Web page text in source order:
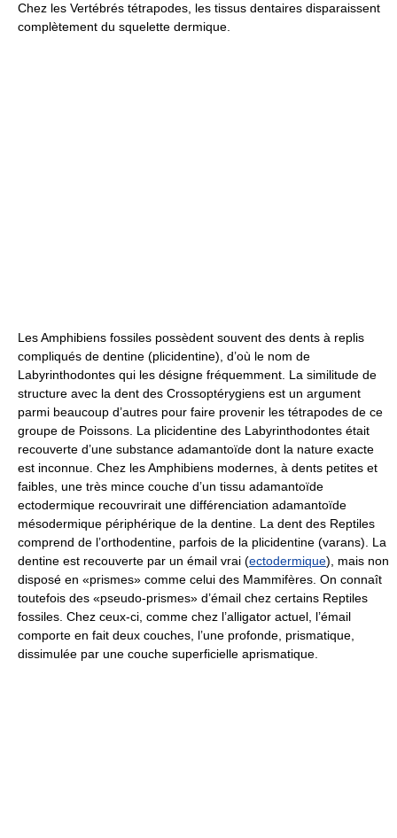
Chez les Vertébrés tétrapodes, les tissus dentaires disparaissent
complètement du squelette dermique.
Les Amphibiens fossiles possèdent souvent des dents à replis
compliqués de dentine (plicidentine), d’où le nom de
Labyrinthodontes qui les désigne fréquemment. La similitude de
structure avec la dent des Crossoptérygiens est un argument
parmi beaucoup d’autres pour faire provenir les tétrapodes de ce
groupe de Poissons. La plicidentine des Labyrinthodontes était
recouverte d’une substance adamantoïde dont la nature exacte
est inconnue. Chez les Amphibiens modernes, à dents petites et
faibles, une très mince couche d’un tissu adamantoïde
ectodermique recouvrirait une différenciation adamantoïde
mésodermique périphérique de la dentine. La dent des Reptiles
comprend de l’orthodentine, parfois de la plicidentine (varans). La
dentine est recouverte par un émail vrai (ectodermique), mais non
disposé en «prismes» comme celui des Mammifères. On connaît
toutefois des «pseudo-prismes» d’émail chez certains Reptiles
fossiles. Chez ceux-ci, comme chez l’alligator actuel, l’émail
comporte en fait deux couches, l’une profonde, prismatique,
dissimulée par une couche superficielle aprismatique.